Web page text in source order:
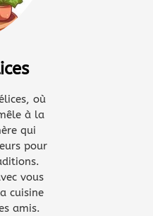
où
à la
qui
pour
vous
cuisine
amis.